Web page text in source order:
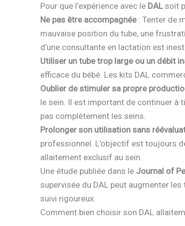
Pour que l’expérience avec le DAL soit
Ne pas être accompagnée: Tenter de
mauvaise position du tube, une
d’une consultante en lactation est
Utiliser un tube trop large ou un débit
efficace du bébé. Les kits DAL
Oublier de stimuler sa propre
le sein. Il est important de continuer à
pas complètement les seins.
Prolonger son utilisation sans
professionnel. L’objectif est toujours
allaitement exclusif au sein.
Une étude publiée dans le Journal of
supervisée du DAL peut augmenter
suivi rigoureux.
Comment bien choisir son DAL